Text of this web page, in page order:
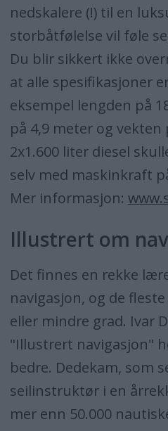
nedskalere (!) til en
storbåtfølelse vil føle
Du blir sikkert ikke
at alle spesifikasjoner
eksempel lengden på
på 4,9 meter og
2x1.600 liter diesel
selv med maskinkraft
Mer informasjon:
Illustrert om
Det finnes en rekke
navigasjon, og de
eller mindre grad. Ivar
"Illustrert navigasjon"
bedre. Dedekam, som
seilinstruktør i en
mer enn 50.000